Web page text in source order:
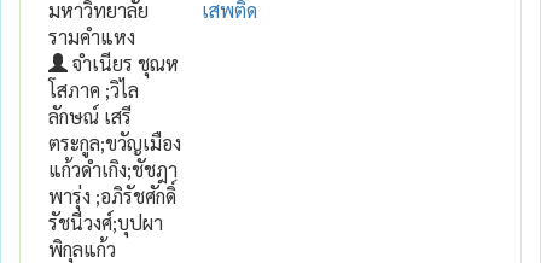
มหาวิทยาลัย
รามคำแหง
จำเนียร ชุณห
โสภาค ;วิไล
ลักษณ์ เสรี
ตระกูล;ขวัญเมือง
แก้วดำเกิง;ชัชฎา
พารุ่ง ;อภิรัชศักดิ์
รัชนีวงศ์;บุปผา
พิกุลแก้ว
เสพติด